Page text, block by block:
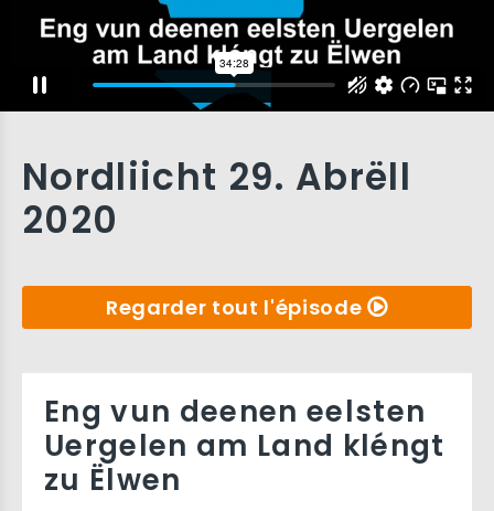
Nordliicht 29. Abrëll
2020
Regarder tout l'épisode
Eng vun deenen eelsten
Uergelen am Land kléngt
zu Ëlwen